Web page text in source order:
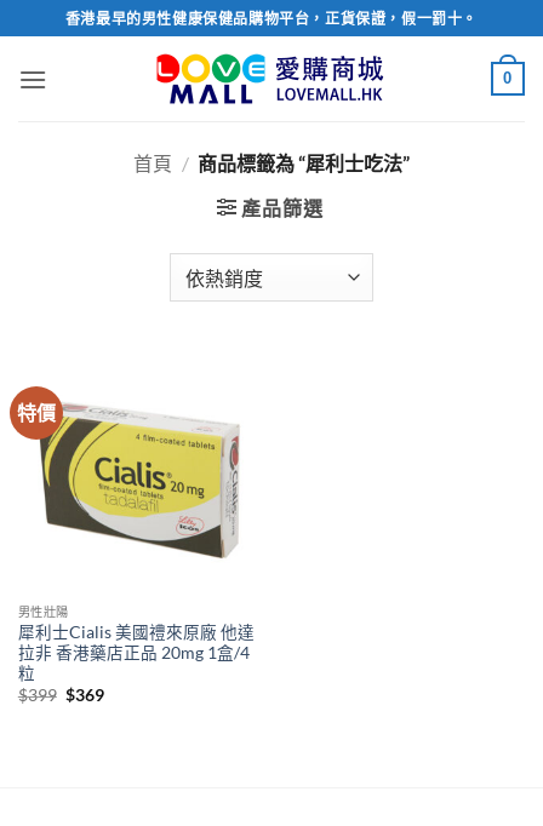
to
content
香港最早的男性健康保健品購物平台，正貨保證，假一罰十。
0
首頁 / 商品標籤為 “犀利士吃法”
產品篩選
特價
男性壯陽
犀利士Cialis 美國禮來原廠 他達
拉非 香港藥店正品 20mg 1盒/4
粒
$399 Original
$369Current